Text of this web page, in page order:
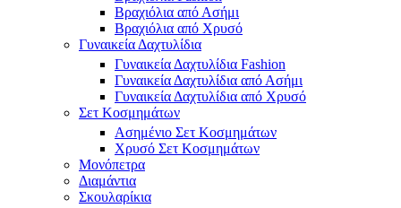
Βραχιόλια από Ασήμι
Βραχιόλια από Χρυσό
Γυναικεία Δαχτυλίδια
Γυναικεία Δαχτυλίδια Fashion
Γυναικεία Δαχτυλίδια από Ασήμι
Γυναικεία Δαχτυλίδια από Χρυσό
Σετ Κοσμημάτων
Ασημένιο Σετ Κοσμημάτων
Χρυσό Σετ Κοσμημάτων
Μονόπετρα
Διαμάντια
Σκουλαρίκια